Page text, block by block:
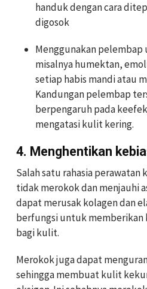
handuk dengan cara
digosok
Menggunakan
misalnya humektan,
setiap habis mandi atau
Kandungan pelembap
berpengaruh pada
mengatasi kulit kering.
4. Menghentikan
Salah satu rahasia
tidak merokok dan menjauhi
dapat merusak kolagen dan
berfungsi untuk memberikan
bagi kulit.
Merokok juga dapat
sehingga membuat kulit